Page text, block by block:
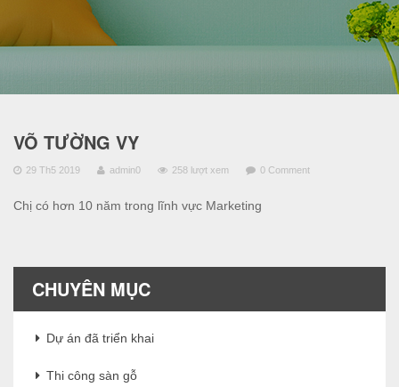
VÕ TƯỜNG VY
29 Th5 2019 admin0 258 lượt xem 0 Comment
Chị có hơn 10 năm trong lĩnh vực Marketing
CHUYÊN MỤC
Dự án đã triển khai
Thi công sàn gỗ